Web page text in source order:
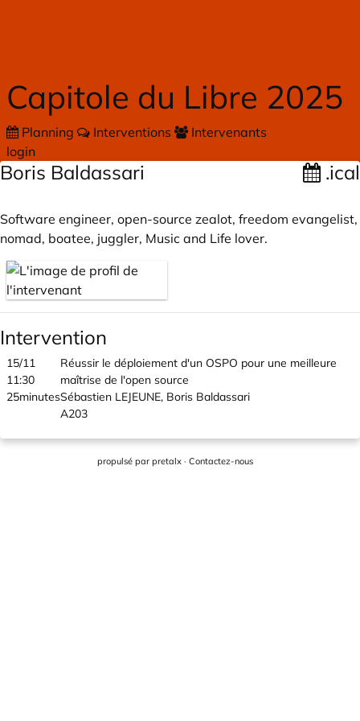
Capitole du Libre 2025
Planning Interventions
Intervenants
login
Boris Baldassari .ical
Software engineer, open-source zealot, freedom evangelist,
nomad, boatee, juggler, Music and Life lover.
Intervention
15/11
11:30
25minutes
Réussir le déploiement d'un OSPO pour une meilleure
maîtrise de l'open source
Sébastien LEJEUNE, Boris Baldassari
A203
propulsé par pretalx · Contactez-nous